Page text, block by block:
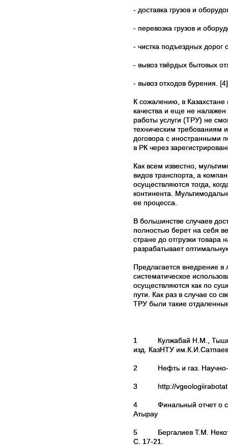
- доставка грузов и
- перевозка грузов и
- чистка подъездных дорог
- вывоз твёрдых бытовых
- вывоз отходов бурения. [4]
К сожалению, в
качества и еще не
работы услуги (ТРУ) не
техническим требованиям
договора с иностранными
в РК через
Как всем известно,
видов транспорта, а
осуществляются тогда,
континента.
ее процесса.
В большинстве случаев
полностью берет на себя
стране до отгрузки товара
разрабатывает
Предлагается внедрение в
систематическое
осуществляются как по
пути. Как раз в случае со
ТРУ были такие
1
Кулжабай Н.М.,
изд. КазНТУ
2 Нефть и газ.
3 http://
4
Финальный отчет о
Атырау
5
Бергалиев Т.М.
С. 17-21.